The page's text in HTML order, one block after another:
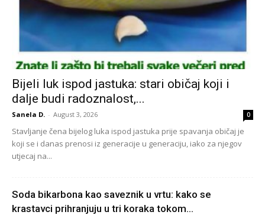
Bijeli luk ispod jastuka: stari običaj koji i
dalje budi radoznalost,...
Sanela D. - August 3, 2026 0
Stavljanje čena bijelog luka ispod jastuka prije spavanja običaj je
koji se i danas prenosi iz generacije u generaciju, iako za njegov
utjecaj na...
Soda bikarbona kao saveznik u vrtu: kako se
krastavci prihranjuju u tri koraka tokom...